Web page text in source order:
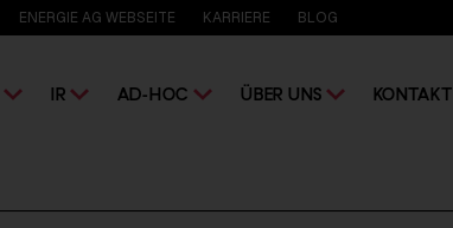
ENERGIE AG WEBSEITE KARRIERE BLOG
IR AD-HOC ÜBER UNS KONTAKT